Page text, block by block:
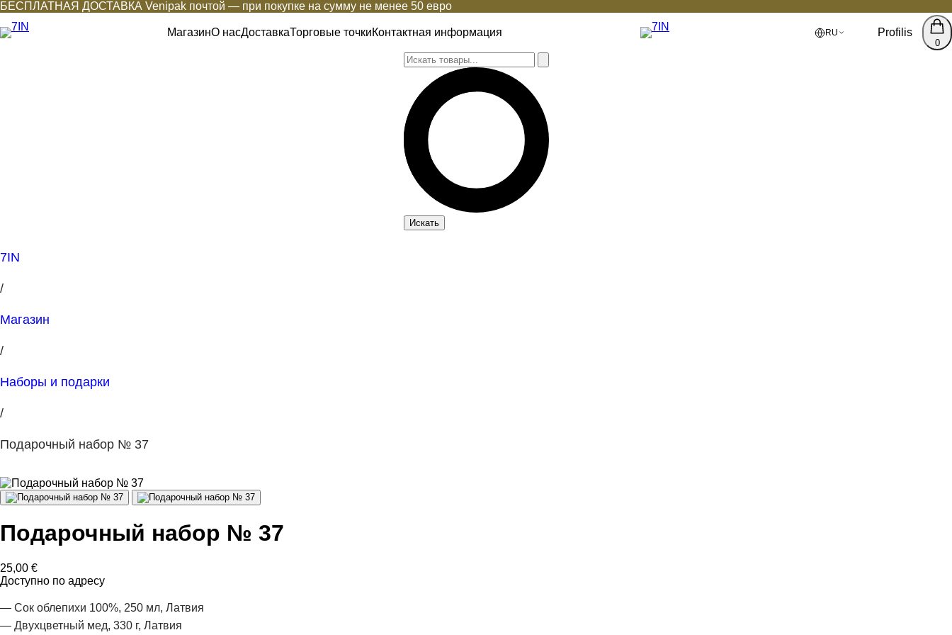
БЕСПЛАТНАЯ ДОСТАВКА Venipak почтой — при покупке на сумму не менее 50 евро
МагазинО насДоставкаТорговые точкиКонтактная информация RU Profilis
0
Искать
7IN
/
Магазин
/
Наборы и подарки
/
Подарочный набор № 37
Подарочный набор № 37
25,00 €
Доступно по адресу
— Сок облепихи 100%, 250 мл, Латвия
— Двухцветный мед, 330 г, Латвия